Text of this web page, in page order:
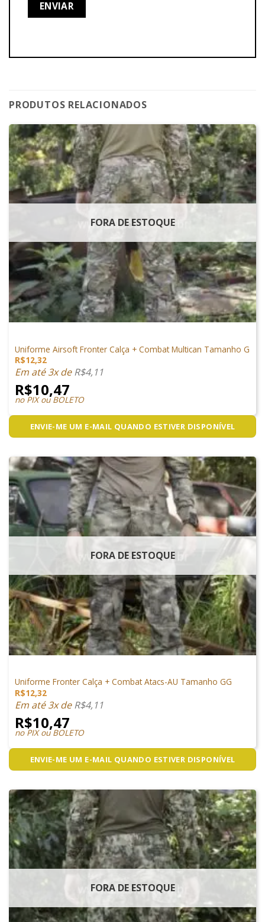
PRODUTOS RELACIONADOS
FORA DE ESTOQUE
Uniforme Airsoft Fronter Calça + Combat Multican Tamanho G
R$12,32
Em até 3x deR$4,11
R$10,47
no PIX ou BOLETO
ENVIE-ME UM E-MAIL QUANDO ESTIVER DISPONÍVEL
FORA DE ESTOQUE
Uniforme Fronter Calça + Combat Atacs-AU Tamanho GG
R$12,32
Em até 3x deR$4,11
R$10,47
no PIX ou BOLETO
ENVIE-ME UM E-MAIL QUANDO ESTIVER DISPONÍVEL
FORA DE ESTOQUE